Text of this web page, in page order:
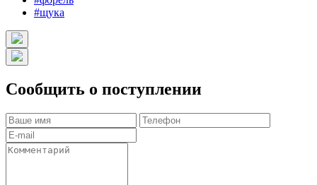
#щука
Сообщить о поступлении